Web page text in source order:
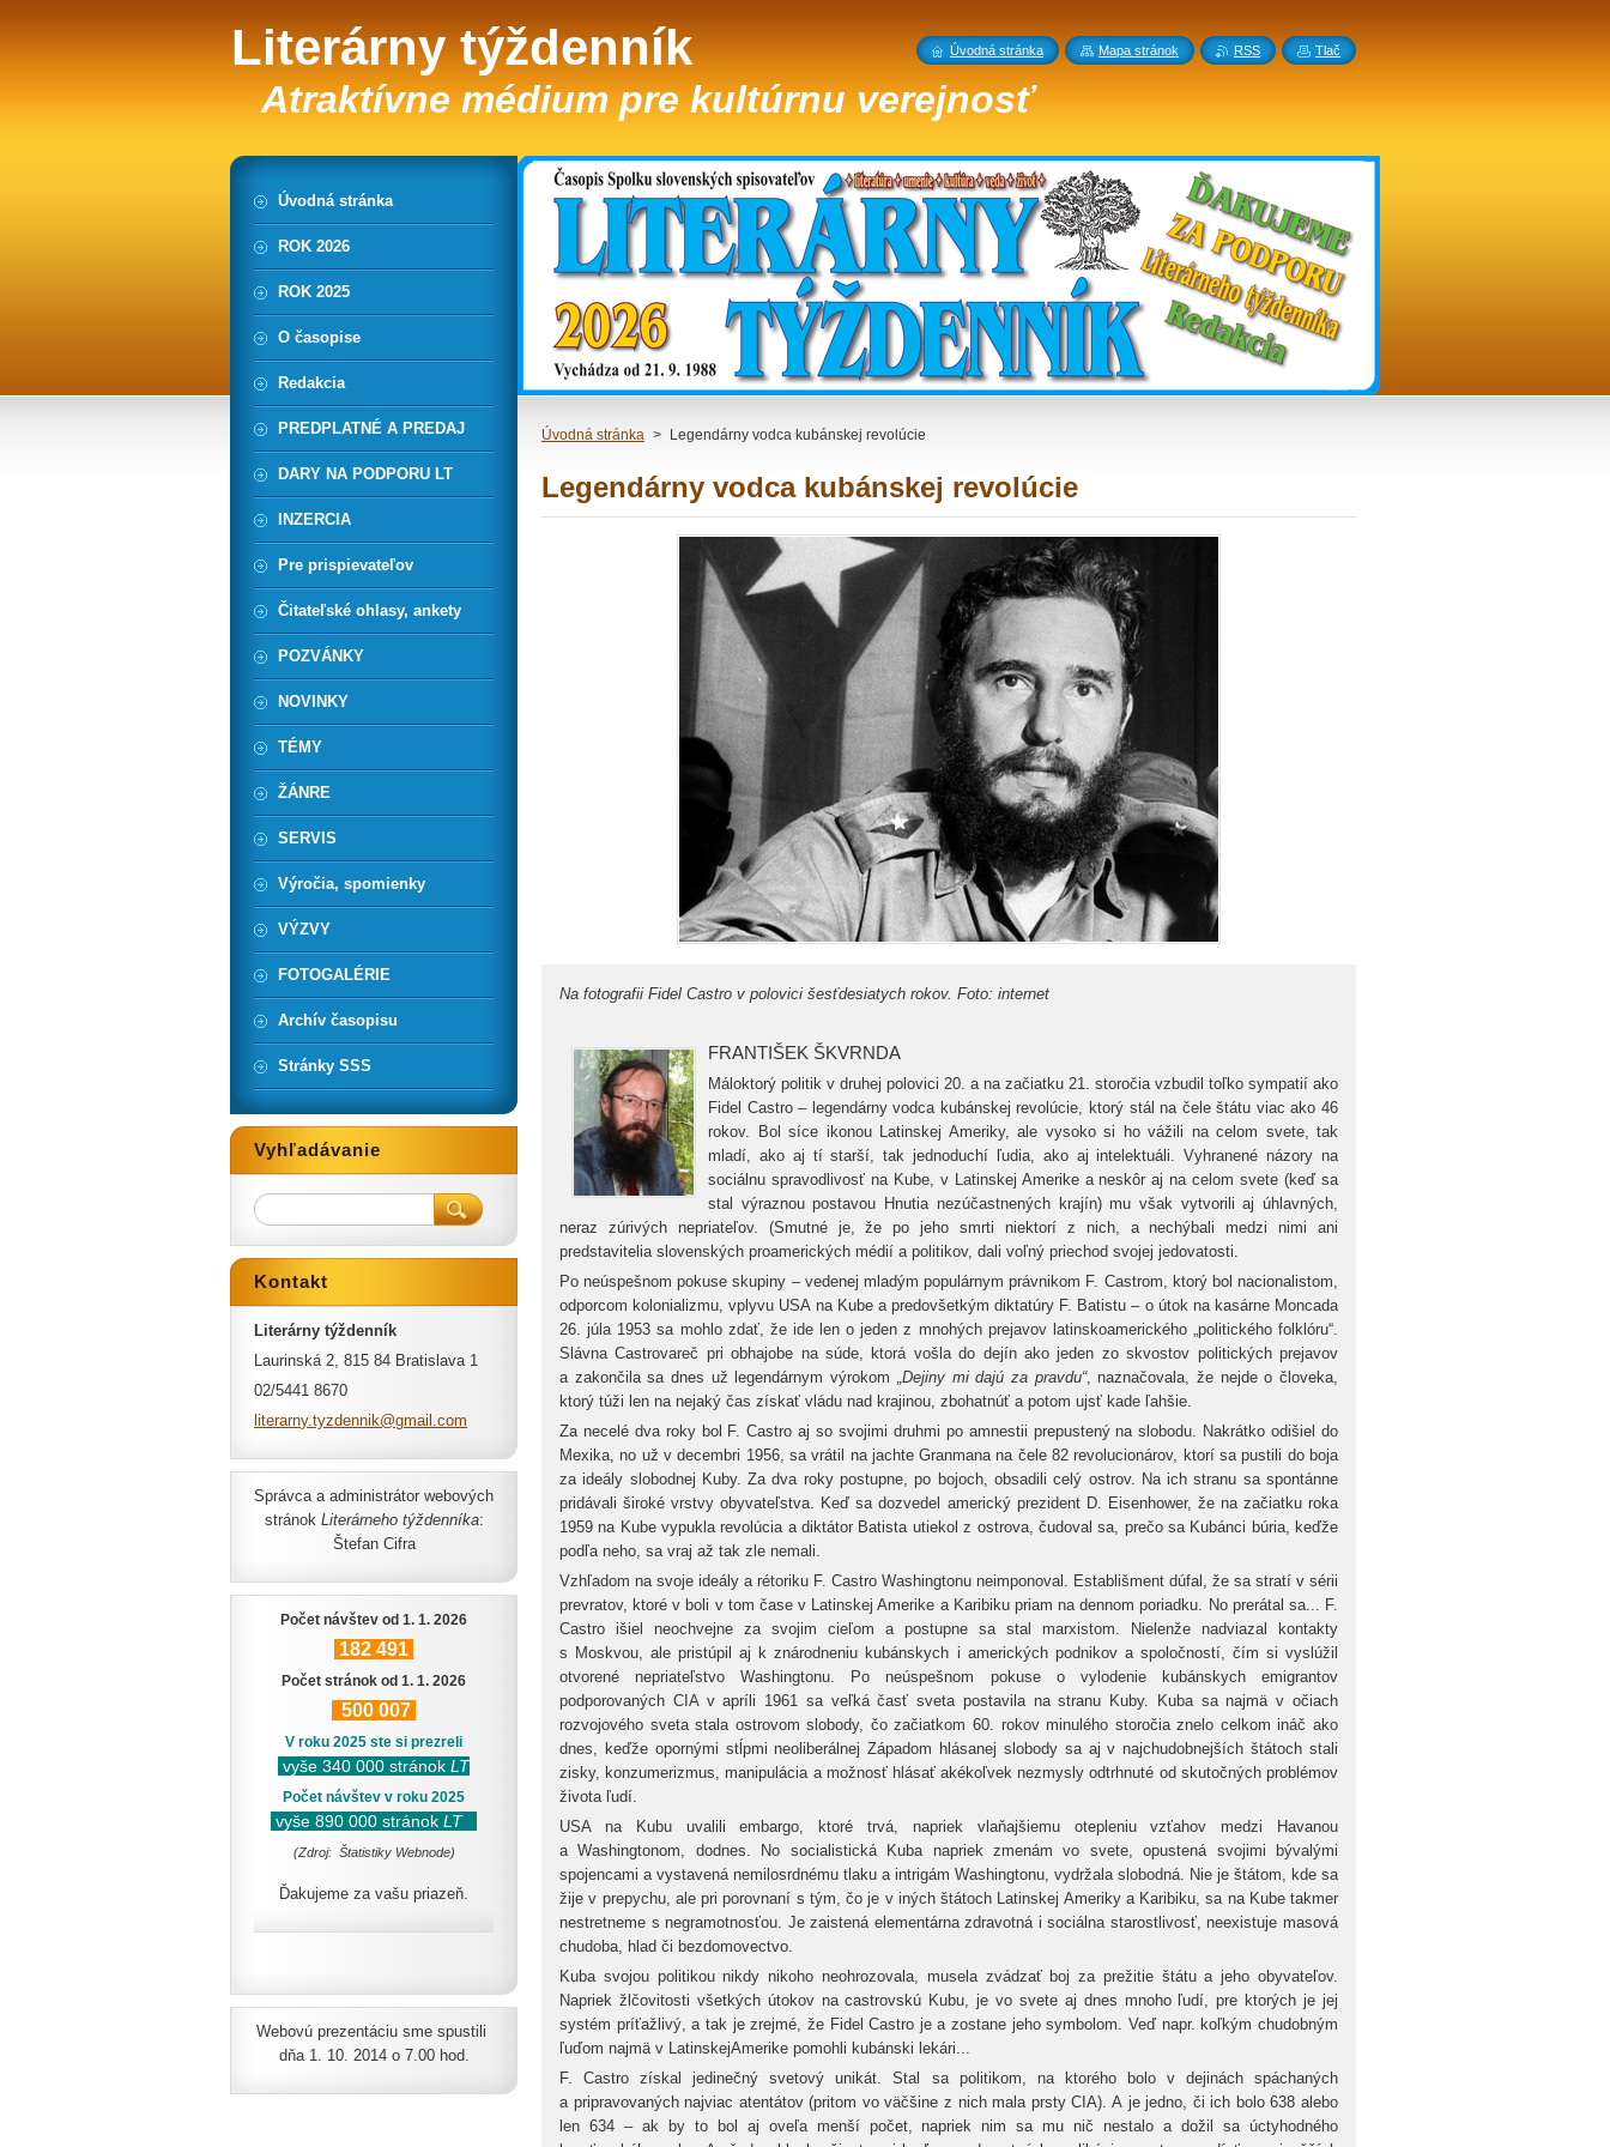
Literárny týždenník
Atraktívne médium pre kultúrnu verejnosť
Úvodná stránka > Legendárny vodca kubánskej revolúcie
Legendárny vodca kubánskej revolúcie
Na fotografii Fidel Castro v polovici šesťdesiatych rokov. Foto: internet
FRANTIŠEK ŠKVRNDA
Máloktorý politik v druhej polovici 20. a na začiatku 21. storočia vzbudil toľko sympatií ako
Fidel Castro – legendárny vodca kubánskej revolúcie, ktorý stál na čele štátu viac ako 46
rokov. Bol síce ikonou Latinskej Ameriky, ale vysoko si ho vážili na celom svete, tak
mladí, ako aj tí starší, tak jednoduchí ľudia, ako aj intelektuáli. Vyhranené názory na
sociálnu spravodlivosť na Kube, v Latinskej Amerike a neskôr aj na celom svete (keď sa
stal výraznou postavou Hnutia nezúčastnených krajín) mu však vytvorili aj úhlavných,
neraz zúrivých nepriateľov. (Smutné je, že po jeho smrti niektorí z nich, a nechýbali medzi nimi ani
predstavitelia slovenských proamerických médií a politikov, dali voľný priechod svojej jedovatosti.
Po neúspešnom pokuse skupiny – vedenej mladým populárnym právnikom F. Castrom, ktorý bol nacionalistom,
odporcom kolonializmu, vplyvu USA na Kube a predovšetkým diktatúry F. Batistu – o útok na kasárne Moncada
26. júla 1953 sa mohlo zdať, že ide len o jeden z mnohých prejavov latinskoamerického „politického folklóru“.
Slávna Castrovareč pri obhajobe na súde, ktorá vošla do dejín ako jeden zo skvostov politických prejavov
a zakončila sa dnes už legendárnym výrokom „Dejiny mi dajú za pravdu“, naznačovala, že nejde o človeka,
ktorý túži len na nejaký čas získať vládu nad krajinou, zbohatnúť a potom ujsť kade ľahšie.
Za necelé dva roky bol F. Castro aj so svojimi druhmi po amnestii prepustený na slobodu. Nakrátko odišiel do
Mexika, no už v decembri 1956, sa vrátil na jachte Granmana na čele 82 revolucionárov, ktorí sa pustili do boja
za ideály slobodnej Kuby. Za dva roky postupne, po bojoch, obsadili celý ostrov. Na ich stranu sa spontánne
pridávali široké vrstvy obyvateľstva. Keď sa dozvedel americký prezident D. Eisenhower, že na začiatku roka
1959 na Kube vypukla revolúcia a diktátor Batista utiekol z ostrova, čudoval sa, prečo sa Kubánci búria, keďže
podľa neho, sa vraj až tak zle nemali.
Vzhľadom na svoje ideály a rétoriku F. Castro Washingtonu neimponoval. Establišment dúfal, že sa stratí v sérii
prevratov, ktoré v boli v tom čase v Latinskej Amerike a Karibiku priam na dennom poriadku. No prerátal sa... F.
Castro išiel neochvejne za svojim cieľom a postupne sa stal marxistom. Nielenže nadviazal kontakty
s Moskvou, ale pristúpil aj k znárodneniu kubánskych i amerických podnikov a spoločností, čím si vyslúžil
otvorené nepriateľstvo Washingtonu. Po neúspešnom pokuse o vylodenie kubánskych emigrantov
podporovaných CIA v apríli 1961 sa veľká časť sveta postavila na stranu Kuby. Kuba sa najmä v očiach
rozvojového sveta stala ostrovom slobody, čo začiatkom 60. rokov minulého storočia znelo celkom ináč ako
dnes, keďže opornými stĺpmi neoliberálnej Západom hlásanej slobody sa aj v najchudobnejších štátoch stali
zisky, konzumerizmus, manipulácia a možnosť hlásať akékoľvek nezmysly odtrhnuté od skutočných problémov
života ľudí.
USA na Kubu uvalili embargo, ktoré trvá, napriek vlaňajšiemu otepleniu vzťahov medzi Havanou
a Washingtonom, dodnes. No socialistická Kuba napriek zmenám vo svete, opustená svojimi bývalými
spojencami a vystavená nemilosrdnému tlaku a intrigám Washingtonu, vydržala slobodná. Nie je štátom, kde sa
žije v prepychu, ale pri porovnaní s tým, čo je v iných štátoch Latinskej Ameriky a Karibiku, sa na Kube takmer
nestretneme s negramotnosťou. Je zaistená elementárna zdravotná i sociálna starostlivosť, neexistuje masová
chudoba, hlad či bezdomovectvo.
Kuba svojou politikou nikdy nikoho neohrozovala, musela zvádzať boj za prežitie štátu a jeho obyvateľov.
Napriek žlčovitosti všetkých útokov na castrovskú Kubu, je vo svete aj dnes mnoho ľudí, pre ktorých je jej
systém príťažlivý, a tak je zrejmé, že Fidel Castro je a zostane jeho symbolom. Veď napr. koľkým chudobným
ľuďom najmä v LatinskejAmerike pomohli kubánski lekári...
F. Castro získal jedinečný svetový unikát. Stal sa politikom, na ktorého bolo v dejinách spáchaných
a pripravovaných najviac atentátov (pritom vo väčšine z nich mala prsty CIA). A je jedno, či ich bolo 638 alebo
len 634 – ak by to bol aj oveľa menší počet, napriek nim sa mu nič nestalo a dožil sa úctyhodného
Úvodná stránka
ROK 2026
ROK 2025
O časopise
Redakcia
PREDPLATNÉ A PREDAJ
DARY NA PODPORU LT
INZERCIA
Pre prispievateľov
Čitateľské ohlasy, ankety
POZVÁNKY
NOVINKY
TÉMY
ŽÁNRE
SERVIS
Výročia, spomienky
VÝZVY
FOTOGALÉRIE
Archív časopisu
Stránky SSS
Vyhľadávanie
Kontakt
Literárny týždenník
Laurinská 2, 815 84 Bratislava 1
02/5441 8670
literarny.tyzdennik@gmai l.com
Správca a administrátor webových
stránok Literárneho týždenníka:
Štefan Cifra
Počet návštev od 1. 1. 2026
182 491
Počet stránok od 1. 1. 2026
500 007
V roku 2025 ste si prezreli
vyše 340 000 stránok LT
Počet návštev v roku 2025
vyše 890 000 stránok LT
(Zdroj: Štatistiky Webnode)
Ďakujeme za vašu priazeň.
Webovú prezentáciu sme spustili
dňa 1. 10. 2014 o 7.00 hod.
Úvodná stránka Mapa stránok RSS Tlač